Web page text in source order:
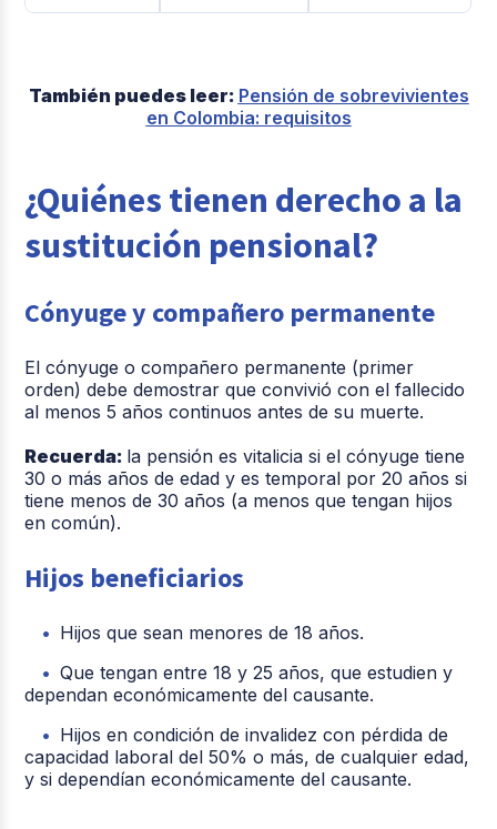
También puedes leer: Pensión de sobrevivientes
en Colombia: requisitos
¿Quiénes tienen derecho a la
sustitución pensional?
Cónyuge y compañero permanente
El cónyuge o compañero permanente (primer
orden) debe demostrar que convivió con el fallecido
al menos 5 años continuos antes de su muerte.
Recuerda: la pensión es vitalicia si el cónyuge tiene
30 o más años de edad y es temporal por 20 años si
tiene menos de 30 años (a menos que tengan hijos
en común).
Hijos beneficiarios
Hijos que sean menores de 18 años.
Que tengan entre 18 y 25 años, que estudien y
dependan económicamente del causante.
Hijos en condición de invalidez con pérdida de
capacidad laboral del 50% o más, de cualquier edad,
y si dependían económicamente del causante.